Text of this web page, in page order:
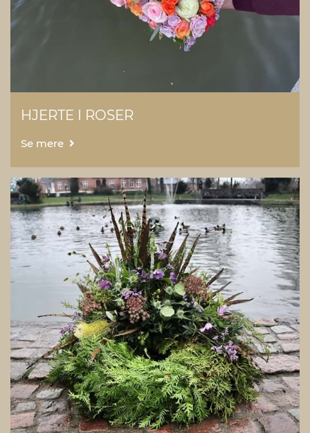
HJERTE I ROSER
Se mere